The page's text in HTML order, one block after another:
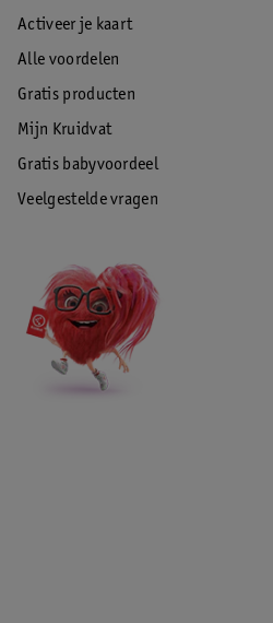
Activeer je kaart
Alle voordelen
Gratis producten
Mijn Kruidvat
Gratis babyvoordeel
Veelgestelde vragen